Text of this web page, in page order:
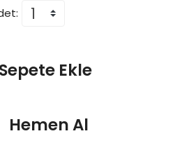
Sepete Ekle
Hemen Al